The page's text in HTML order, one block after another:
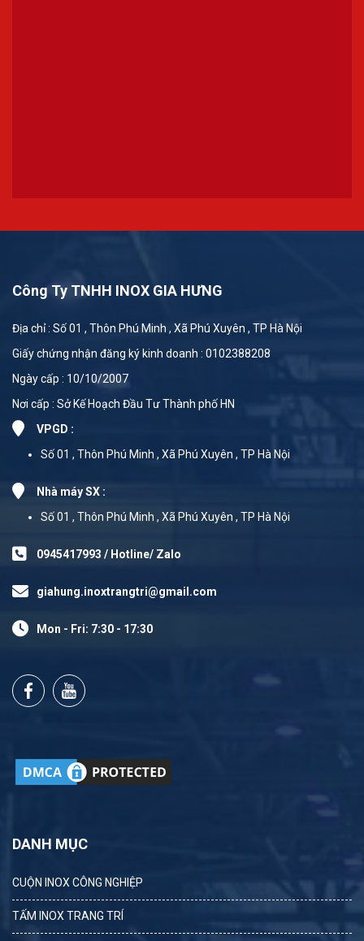
Công Ty TNHH INOX GIA HƯNG
Địa chỉ : Số 01 , Thôn Phú Minh , Xã Phú Xuyên , TP Hà Nội
Giấy chứng nhận đăng ký kinh doanh : 0102388208
Ngày cấp : 10/10/2007
Nơi cấp : Sở Kế Hoạch Đầu Tư Thành phố HN
VPGD :
Số 01 , Thôn Phú Minh , Xã Phú Xuyên , TP Hà Nội
Nhà máy SX :
Số 01 , Thôn Phú Minh , Xã Phú Xuyên , TP Hà Nội
0945417993 / Hotline/ Zalo
giahung.inoxtrangtri@gmail.com
Mon - Fri: 7:30 - 17:30
DANH MỤC
CUỘN INOX CÔNG NGHIỆP
TẤM INOX TRANG TRÍ